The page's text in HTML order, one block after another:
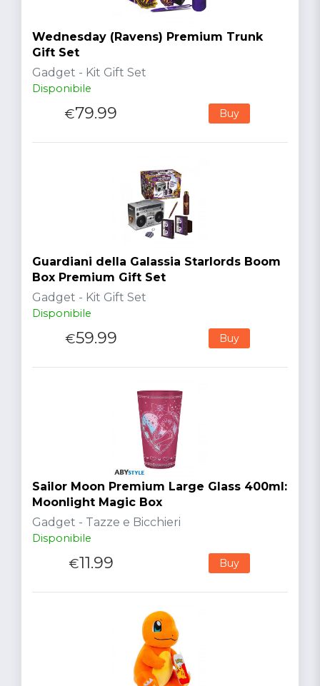
Wednesday (Ravens) Premium Trunk
Gift Set
Gadget - Kit Gift Set
Disponibile
€79.99 Buy
Guardiani della Galassia Starlords Boom
Box Premium Gift Set
Gadget - Kit Gift Set
Disponibile
€59.99 Buy
Sailor Moon Premium Large Glass 400ml:
Moonlight Magic Box
Gadget - Tazze e Bicchieri
Disponibile
€11.99 Buy